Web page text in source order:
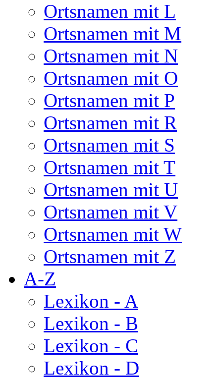
Ortsnamen mit L
Ortsnamen mit M
Ortsnamen mit N
Ortsnamen mit O
Ortsnamen mit P
Ortsnamen mit R
Ortsnamen mit S
Ortsnamen mit T
Ortsnamen mit U
Ortsnamen mit V
Ortsnamen mit W
Ortsnamen mit Z
A-Z
Lexikon - A
Lexikon - B
Lexikon - C
Lexikon - D